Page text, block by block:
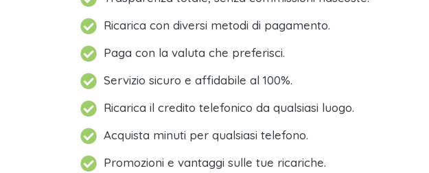
Ricarica con diversi metodi di pagamento.
Paga con la valuta che preferisci.
Servizio sicuro e affidabile al 100%.
Ricarica il credito telefonico da qualsiasi luogo.
Acquista minuti per qualsiasi telefono.
Promozioni e vantaggi sulle tue ricariche.